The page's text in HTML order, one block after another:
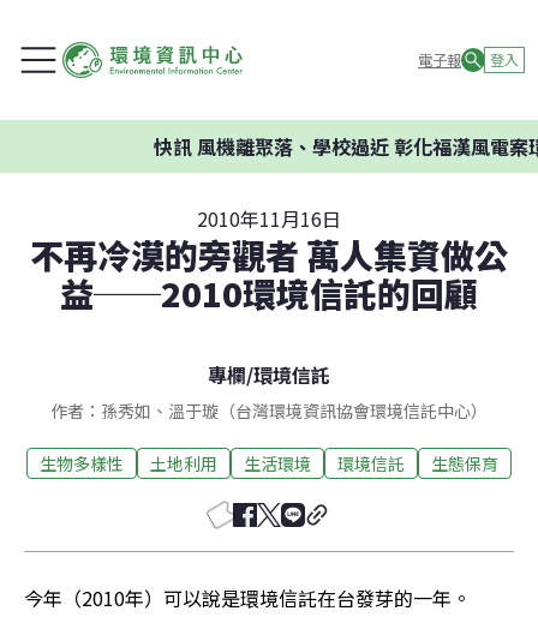
電子報 登入
風機離聚落、學校過近 彰化福漢風電案環委
2010年11月16日
不再冷漠的旁觀者 萬人集資做公
益──2010環境信託的回顧
專欄/環境信託
作者：孫秀如、溫于璇（台灣環境資訊協會環境信託中心）
生物多樣性 土地利用 生活環境 環境信託 生態保育
今年（2010年）可以說是環境信託在台發芽的一年。